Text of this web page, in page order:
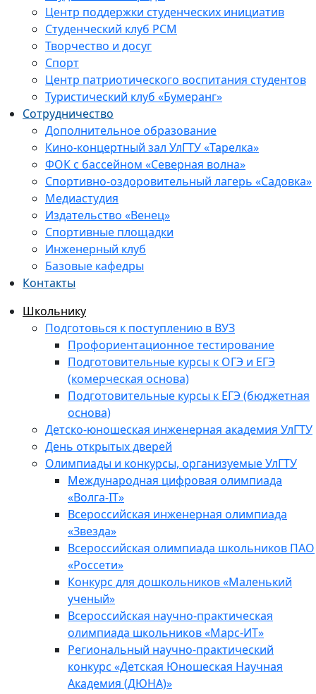
Центр поддержки студенческих инициатив
Студенческий клуб РСМ
Творчество и досуг
Спорт
Центр патриотического воспитания студентов
Туристический клуб «Бумеранг»
Сотрудничество
Дополнительное образование
Кино-концертный зал УлГТУ «Тарелка»
ФОК с бассейном «Северная волна»
Спортивно-оздоровительный лагерь «Садовка»
Медиастудия
Издательство «Венец»
Спортивные площадки
Инженерный клуб
Базовые кафедры
Контакты
Школьнику
Подготовься к поступлению в ВУЗ
Профориентационное тестирование
Подготовительные курсы к ОГЭ и ЕГЭ
(комерческая основа)
Подготовительные курсы к ЕГЭ (бюджетная
основа)
Детско-юношеская инженерная академия УлГТУ
День открытых дверей
Олимпиады и конкурсы, организуемые УлГТУ
Международная цифровая олимпиада
«Волга-IT»
Всероссийская инженерная олимпиада
«Звезда»
Всероссийская олимпиада школьников ПАО
«Россети»
Конкурс для дошкольников «Маленький
ученый»
Всероссийская научно-практическая
олимпиада школьников «Марс-ИТ»
Региональный научно-практический
конкурс «Детская Юношеская Научная
Академия (ДЮНА)»